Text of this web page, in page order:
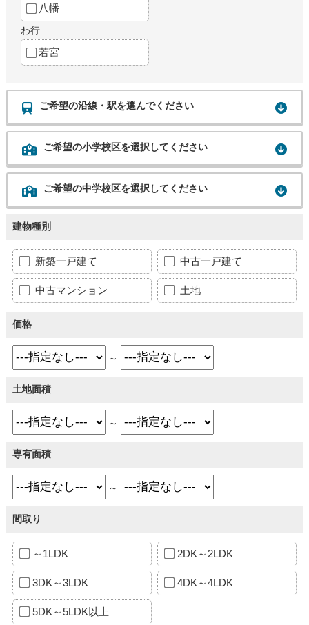
八幡
わ行
若宮
ご希望の沿線・駅を選んでください
ご希望の小学校区を選択してください
ご希望の中学校区を選択してください
建物種別
新築一戸建て 中古一戸建て
中古マンション 土地
価格
～
土地面積
～
専有面積
～
間取り
～1LDK 2DK～2LDK
3DK～3LDK 4DK～4LDK
5DK～5LDK以上